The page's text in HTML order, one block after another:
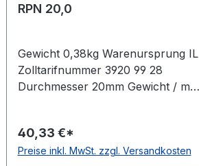
RPN 20,0
Gewicht 0,38kg Warenursprung IL
Zolltarifnummer 3920 99 28
Durchmesser 20mm Gewicht / m
Material Polyurethan Farbe grün
Rollenlänge 30,5 (außer Ø 2mm =
40,33 €*
Preise inkl. MwSt. zzgl. Versandkosten